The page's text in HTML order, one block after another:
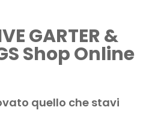
GARTER &
Shop Online
quello che stavi